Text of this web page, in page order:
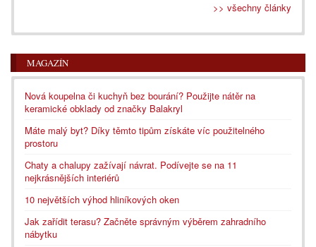
>> všechny články
MAGAZÍN
Nová koupelna či kuchyň bez bourání? Použijte nátěr na
keramické obklady od značky Balakryl
Máte malý byt? Díky těmto tipům získáte víc použitelného
prostoru
Chaty a chalupy zažívají návrat. Podívejte se na 11
nejkrásnějších interiérů
10 největších výhod hliníkových oken
Jak zařídit terasu? Začněte správným výběrem zahradního
nábytku